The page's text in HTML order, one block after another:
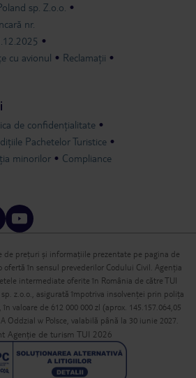
sp. Z.o.o.
nr.
cu avionul
Reclamații
de confidențialitate
Pachetelor Turistice
minorilor
Compliance
de prețuri și informațiile prezentate pe pagina de
în sensul prevederilor Codului Civil. Agenția
intermediate oferite în România de către TUI
sp. z.o.o., asigurată împotriva insolvenței prin polița
valoare de 612 000 000 zl (aprox. 145.157.064,05
Oddzial w Polsce, valabilă până la 30 iunie 2027.
Agenție de turism TUI 2026